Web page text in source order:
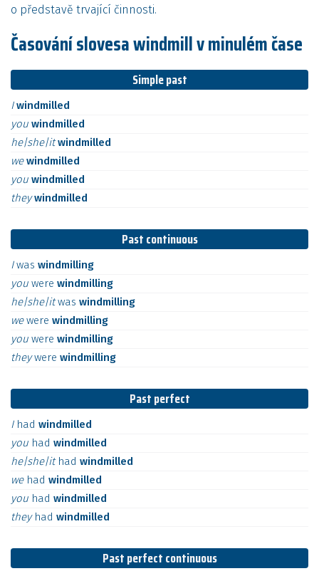
o představě trvající činnosti.
Časování slovesa windmill v minulém čase
Simple past
Iwindmilled
you windmilled
he|she|itwindmilled
wewindmilled
you windmilled
theywindmilled
Past continuous
Iwas windmilling
you were windmilling
he|she|itwas windmilling
wewere windmilling
you were windmilling
theywere windmilling
Past perfect
I had windmilled
you had windmilled
he|she|it had windmilled
we had windmilled
you had windmilled
they had windmilled
Past perfect continuous